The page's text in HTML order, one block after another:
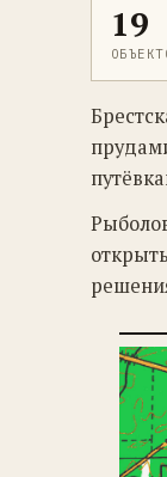
19